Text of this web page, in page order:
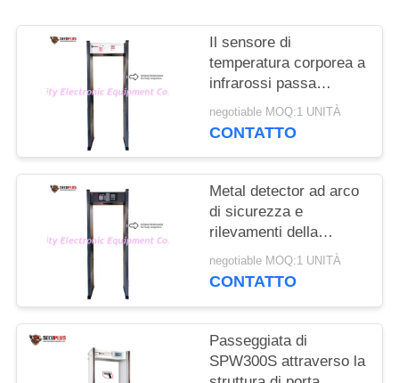
PRIVACY
POLICY
Il sensore di
temperatura corporea a
infrarossi passa
attraverso il cancello
dei metal detector per
negotiable MOQ:1 UNITÀ
CONTATTO
Metal detector ad arco
di sicurezza e
rilevamenti della
temperatura umana per
controllare il
governativo
negotiable MOQ:1 UNITÀ
CONTATTO
Passeggiata di
SPW300S attraverso la